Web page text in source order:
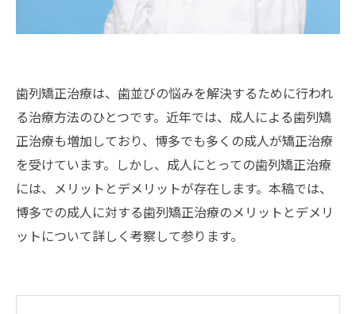
歯列矯正治療は、歯並びの悩みを解決するために行われ
る治療方法のひとつです。近年では、成人による歯列矯
正治療も増加しており、博多でも多くの成人が矯正治療
を受けています。しかし、成人にとっての歯列矯正治療
には、メリットとデメリットが存在します。本稿では、
博多での成人に対する歯列矯正治療のメリットとデメリ
ットについて詳しく考察して参ります。